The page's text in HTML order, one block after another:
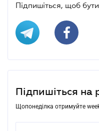
Підпишіться, щоб
Підпишіться на
Щопонеділка отримуйте